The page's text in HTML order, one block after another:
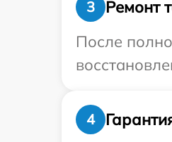
3
Ремонт
После
4